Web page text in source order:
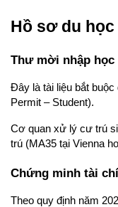
Hồ sơ du
Thư mời nhập
Đây là tài liệu bắt
Permit – Student).
Cơ quan xử lý cư trú
trú (MA35 tại Vienna
Chứng minh tài
Theo quy định năm